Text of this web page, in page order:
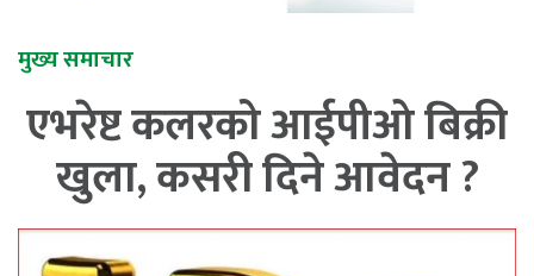
मुख्य समाचार
एभरेष्ट कलरको आईपीओ बिक्री
खुला, कसरी दिने आवेदन ?